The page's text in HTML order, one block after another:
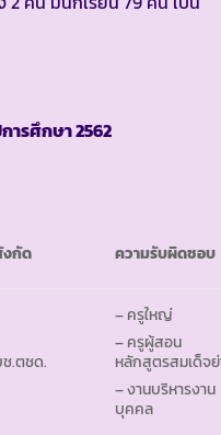
ารศึกษา2562
กัด ความรับผิดชอบ
.ตชด.
– ครูใหญ่
– ครูผู้สอน
หลักสูตรสมเด็จ
– งานบริหารงาน
บุคคล